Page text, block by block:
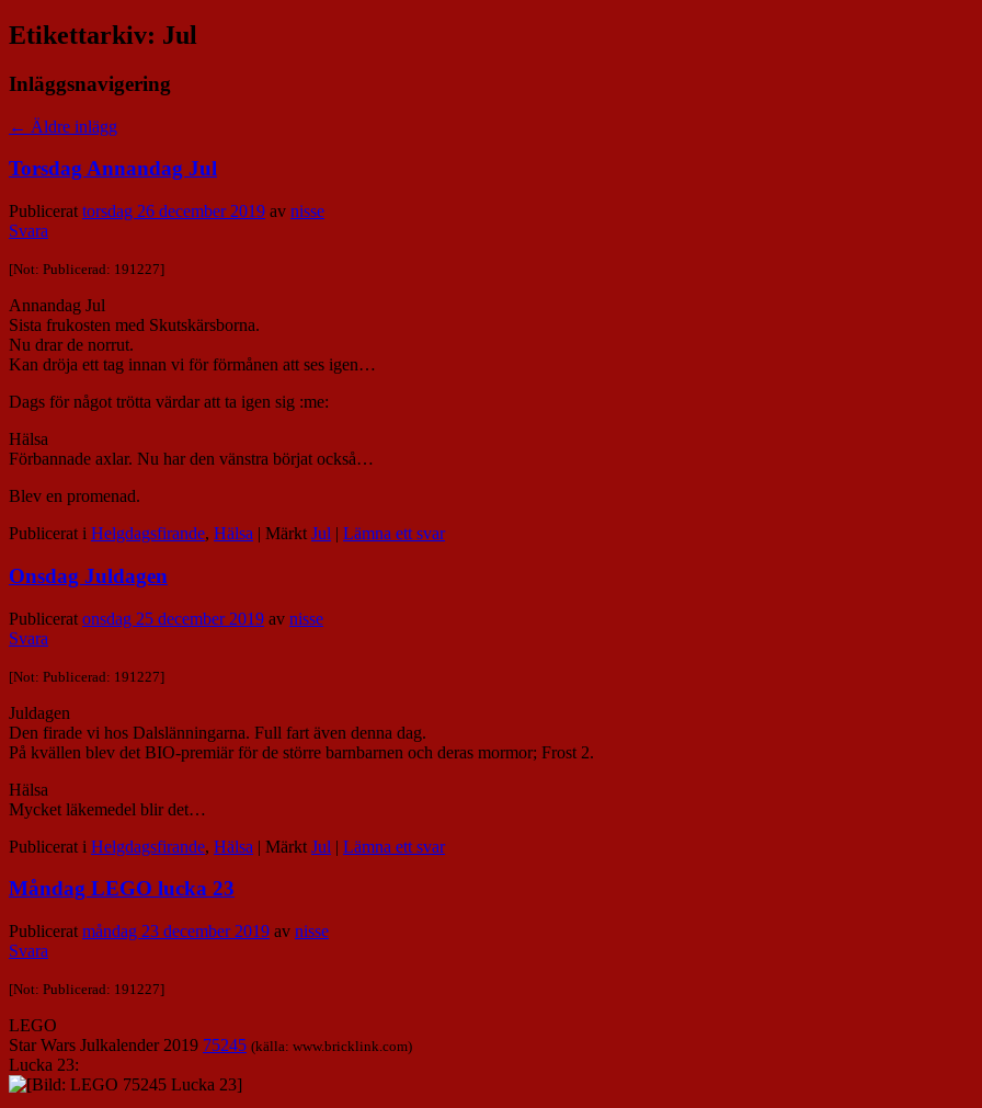
Etikettarkiv: Jul
Inläggsnavigering
← Äldre inlägg
Torsdag Annandag Jul
Publicerat torsdag 26 december 2019 av nisse
Svara
[Not: Publicerad: 191227]
Annandag Jul
Sista frukosten med Skutskärsborna.
Nu drar de norrut.
Kan dröja ett tag innan vi för förmånen att ses igen…
Dags för något trötta värdar att ta igen sig :me:
Hälsa
Förbannade axlar. Nu har den vänstra börjat också…
Blev en promenad.
Publicerat i Helgdagsfirande, Hälsa | Märkt Jul | Lämna ett svar
Onsdag Juldagen
Publicerat onsdag 25 december 2019 av nisse
Svara
[Not: Publicerad: 191227]
Juldagen
Den firade vi hos Dalslänningarna. Full fart även denna dag.
På kvällen blev det BIO-premiär för de större barnbarnen och deras mormor; Frost 2.
Hälsa
Mycket läkemedel blir det…
Publicerat i Helgdagsfirande, Hälsa | Märkt Jul | Lämna ett svar
Måndag LEGO lucka 23
Publicerat måndag 23 december 2019 av nisse
Svara
[Not: Publicerad: 191227]
LEGO
Star Wars Julkalender 2019 75245 (källa: www.bricklink.com)
Lucka 23: